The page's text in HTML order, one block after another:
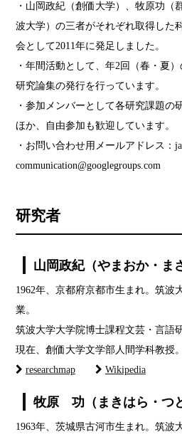
・山岡政紀（創価大学）、牧原功（
波大学）の三者がそれぞれ取得した
会として2011年に発足しました。
・年間活動として、年2回（春・夏
研究論集の発行を行っています。
・参加メンバーとして各研究課題の
ほか、自由参加も歓迎しています。
・お問い合わせ用メールアドレス：
communication@googlegroups.com
研究者
山岡政紀（やまおか・ま
1962年、京都府京都市生まれ。筑波
業。
筑波大学大学院博士課程文芸・言語
現在、創価大学文学部人間学科教授
researchmap
Wikipedia
牧原 功（まきはら・つ
1963年、茨城県古河市生まれ。筑波